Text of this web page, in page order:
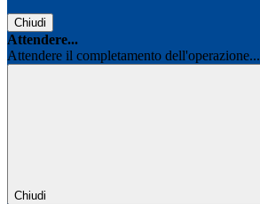
Chiudi
Attendere...
Attendere il completamento dell'operazione...
Chiudi